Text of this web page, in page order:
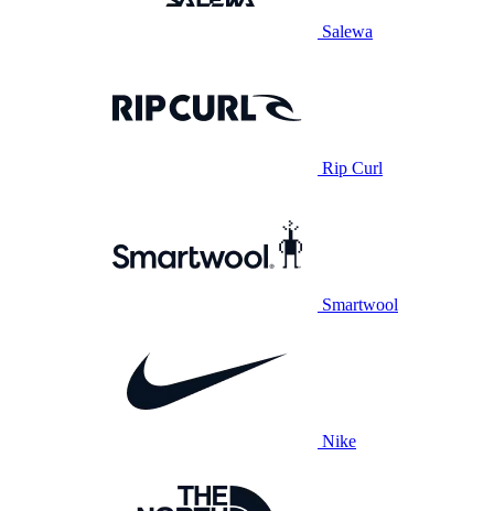
Salewa
Rip Curl
Smartwool
Nike